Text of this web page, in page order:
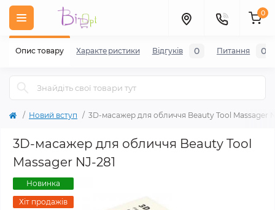
0
Новий вступ 3D-масажер для обличчя Beauty Tool Massager
3D-масажер для обличчя Beauty Tool
Massager NJ-281
Новинка
Хіт продажів
Опис товару Характеристики Відгуків 0 Питання 0